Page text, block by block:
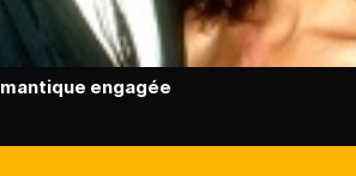
engagée